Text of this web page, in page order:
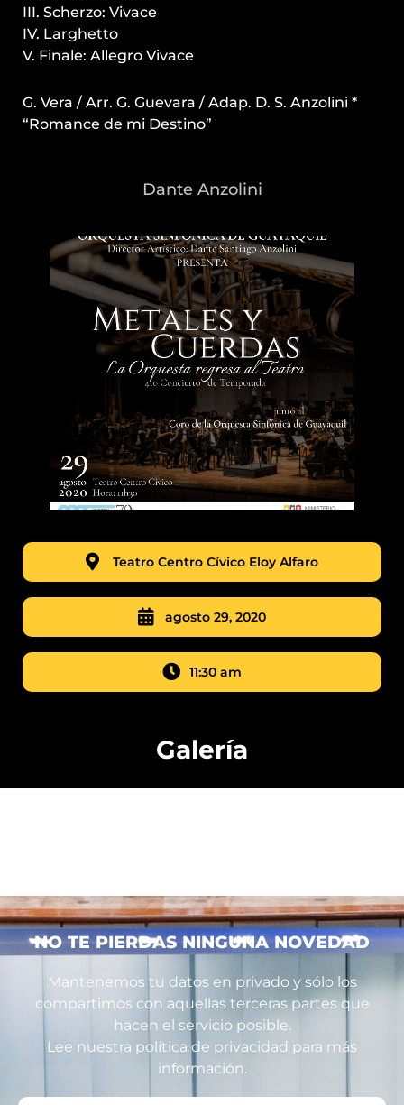
III. Scherzo: Vivace
IV. Larghetto
V. Finale: Allegro Vivace
G. Vera / Arr. G. Guevara / Adap. D. S. Anzolini *
“Romance de mi Destino”
Dante Anzolini
Teatro Centro Cívico Eloy Alfaro
agosto 29, 2020
11:30 am
Galería
NO TE PIERDAS NINGUNA NOVEDAD
Mantenemos tu datos en privado y sólo los
compartimos con aquellas terceras partes que
hacen el servicio posible.
Lee nuestra política de privacidad para más
información.